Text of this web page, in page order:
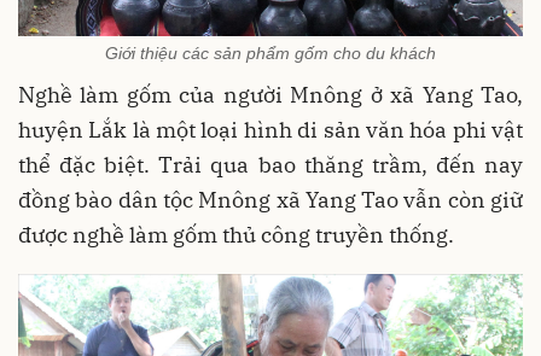
Giới thiệu các sản phẩm gốm cho du khách
Nghề làm gốm của người Mnông ở xã Yang Tao,
huyện Lắk là một loại hình di sản văn hóa phi vật
thể đặc biệt. Trải qua bao thăng trầm, đến nay
đồng bào dân tộc Mnông xã Yang Tao vẫn còn giữ
được nghề làm gốm thủ công truyền thống.